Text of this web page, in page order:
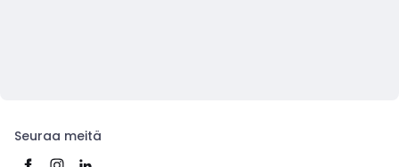
Seuraa meitä